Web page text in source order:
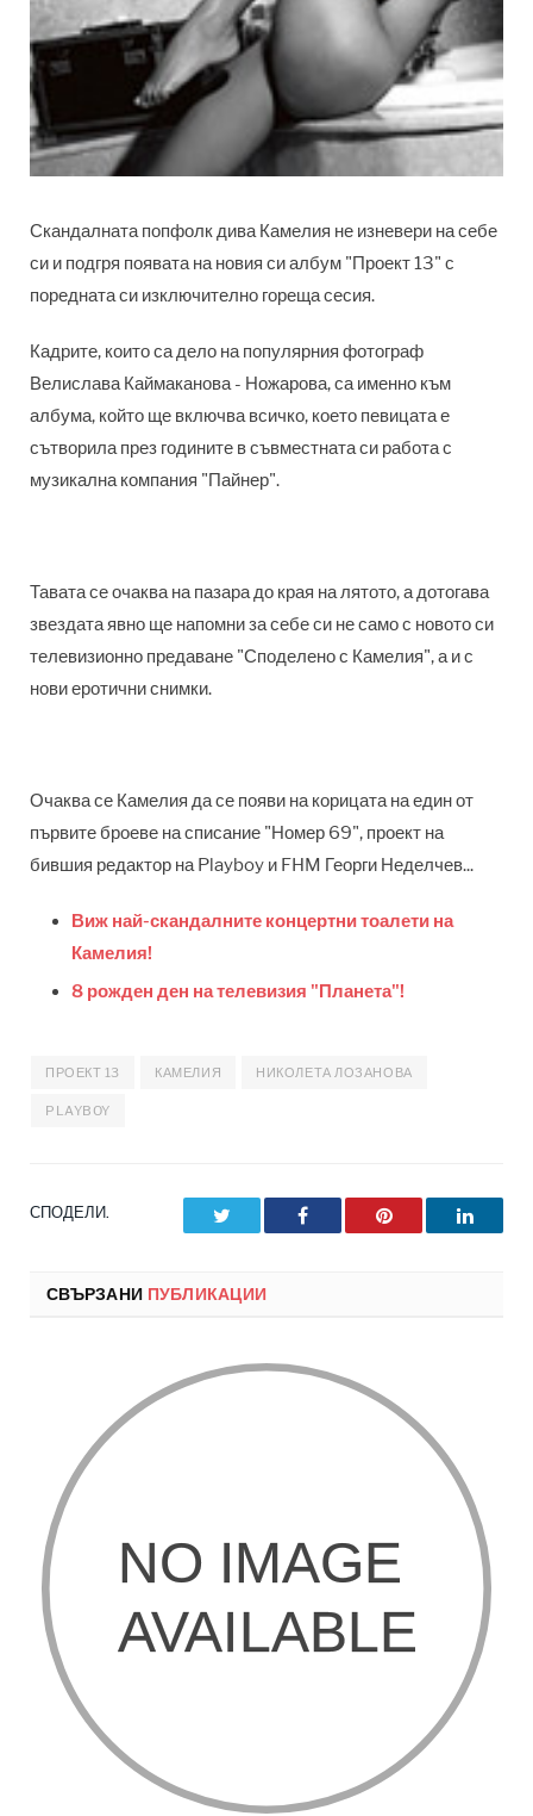
Скандалната попфолк дива Камелия не изневери на себе
си и подгря появата на новия си албум "Проект 13" с
поредната си изключително гореща сесия.
Кадрите, които са дело на популярния фотограф
Велислава Каймаканова - Ножарова, са именно към
албума, който ще включва всичко, което певицата е
сътворила през годините в съвместната си работа с
музикална компания "Пайнер".
Тавата се очаква на пазара до края на лятото, а дотогава
звездата явно ще напомни за себе си не само с новото си
телевизионно предаване "Споделено с Камелия", а и с
нови еротични снимки.
Очаква се Камелия да се появи на корицата на един от
първите броеве на списание "Номер 69", проект на
бившия редактор на Playboy и FHM Георги Неделчев...
Виж най-скандалните концертни тоалети на
Камелия!
8 рожден ден на телевизия "Планета"!
ПРОЕКТ 13 КАМЕЛИЯ НИКОЛЕТА ЛОЗАНОВА
PLAYBOY
СПОДЕЛИ. Facebook Pinterest
СВЪРЗАНИ ПУБЛИКАЦИИ